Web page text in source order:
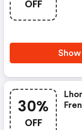
OFF
30%
OFF